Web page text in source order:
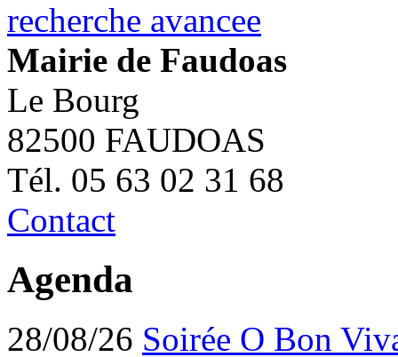
recherche avancee
Mairie de Faudoas
Le Bourg
82500 FAUDOAS
Tél. 05 63 02 31 68
Contact
Agenda
28/08/26 Soirée O Bon